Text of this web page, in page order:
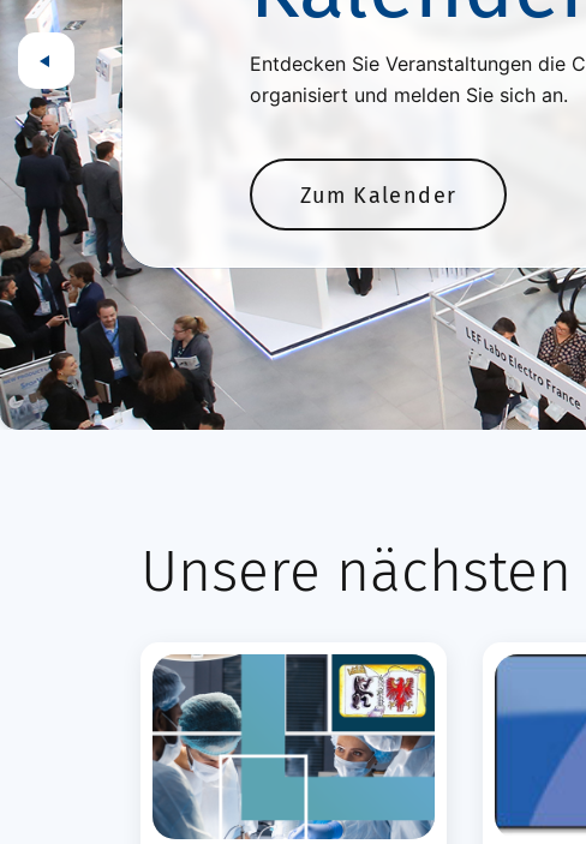
Entdecken Sie Veranstaltungen die
organisiert und melden Sie sich an.
Zum Kalender
Unsere